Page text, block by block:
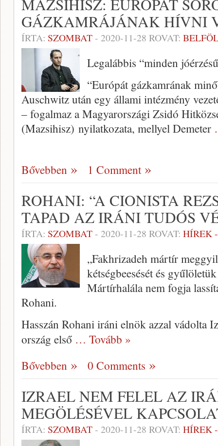
MAZSIHISZ: EURÓPÁT
GÁZKAMRÁJÁNAK HÍVNI
ÍRTA: SZOMBAT- 2020-11-28 ROVAT:
Legalábbis “minden
“Európát gázkamrának
Auschwitz után egy állami intézmény
– fogalmaz a Magyarországi Zsidó
(Mazsihisz) nyilatkozata, mellyel Demeter
Bővebben 1 Comment
ROHANI: “A CIONISTA
TAPAD AZ IRÁNI TUDÓS
ÍRTA: SZOMBAT- 2020-11-28 ROVAT: HÍREK
„Fakhrizadeh mártír
kétségbeesését és
Mártírhalála nem fogja
Rohani.
Hasszán Rohani iráni elnök azzal vádolta
ország első … Tovább »
Bővebben
0 Comments
IZRAEL NEM FELEL AZ
MEGÖLÉSÉVEL
ÍRTA: SZOMBAT- 2020-11-28 ROVAT: HÍREK